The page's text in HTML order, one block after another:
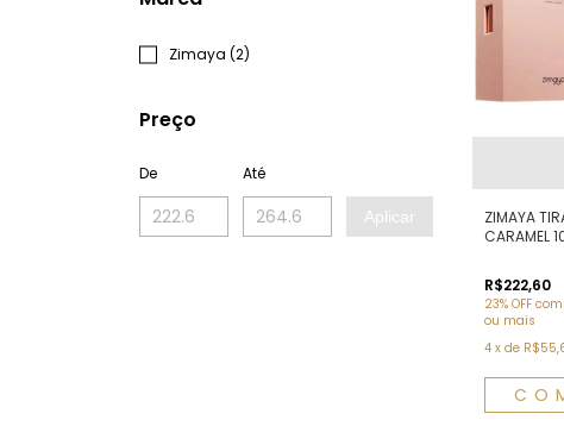
Zimaya (2)
Preço
De Até
Aplicar
ZIMAYA
CARAMEL
R$222,60
23% OFF
ou mais
4 x de